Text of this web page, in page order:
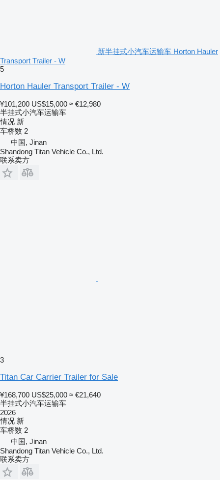
新半挂式小汽车运输车 Horton Hauler
Transport Trailer - W
5
Horton Hauler Transport Trailer - W
¥101,200 US$15,000 ≈ €12,980
半挂式小汽车运输车
情况 新
车桥数 2
中国, Jinan
Shandong Titan Vehicle Co., Ltd.
联系卖方
3
Titan Car Carrier Trailer for Sale
¥168,700 US$25,000 ≈ €21,640
半挂式小汽车运输车
2026
情况 新
车桥数 2
中国, Jinan
Shandong Titan Vehicle Co., Ltd.
联系卖方